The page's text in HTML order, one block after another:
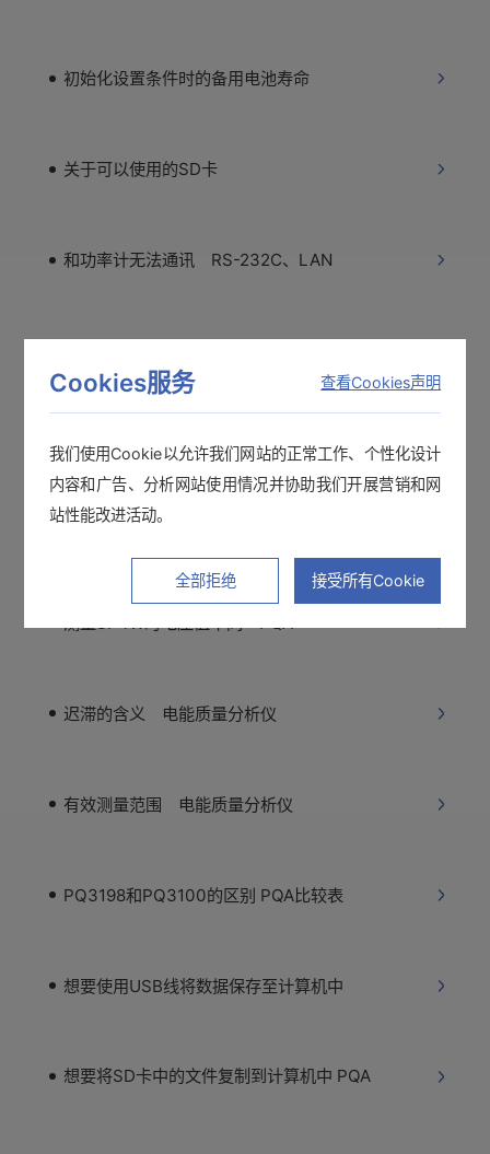
初始化设置条件时的备用电池寿命
关于可以使用的SD卡
和功率计无法通讯 RS-232C、LAN
“PQ ONE”可以读取3196的数据吗？
迟滞的含义 电能质量分析仪
有效测量范围 电能质量分析仪
PQ3198和PQ3100的区别 PQA比较表
想要使用USB线将数据保存至计算机中
想要将SD卡中的文件复制到计算机中 PQA
Cookies服务 查看Cookies声明
我们使用Cookie以允许我们网站的正常工作、个性化设计
内容和广告、分析网站使用情况并协助我们开展营销和网
站性能改进活动。
全部拒绝 接受所有Cookie